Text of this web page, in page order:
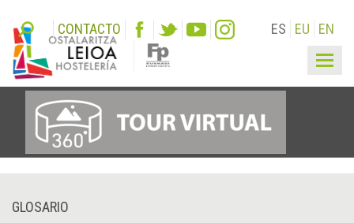
CONTACTO ES EU EN
GLOSARIO